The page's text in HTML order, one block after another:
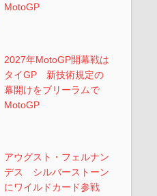
MotoGP
2027年MotoGP開幕戦は
タイGP 新技術規定の
幕開けをブリーラムで
MotoGP
アウグスト・フェルナン
デス シルバーストーン
にワイルドカード参戦